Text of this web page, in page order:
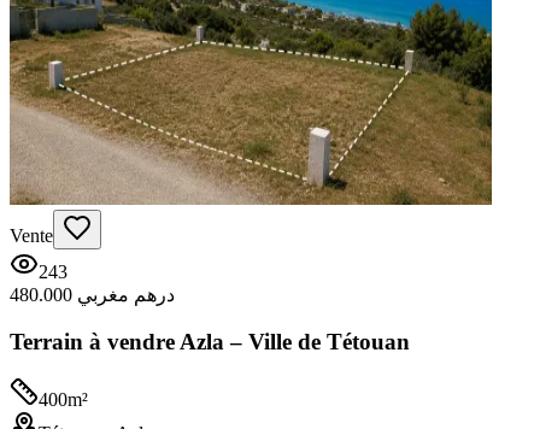
Vente
243
480.000 درهم مغربي
Terrain à vendre Azla – Ville de Tétouan
400m²